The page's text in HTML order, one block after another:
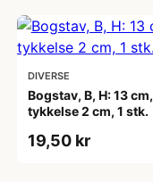
DIVERSE
Bogstav, B, H: 13 cm,
tykkelse 2 cm, 1 stk.
19,50 kr